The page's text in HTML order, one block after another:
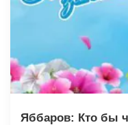
Яббаров: Кто бы